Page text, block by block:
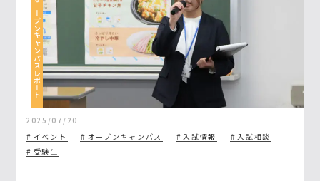
オープンキャンパスレポート
2025/07/20
イベント
オープンキャンパス 入試情報
入試相談
受験生